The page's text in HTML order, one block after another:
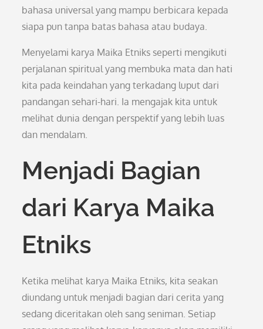
bahasa universal yang mampu berbicara kepada
siapa pun tanpa batas bahasa atau budaya.
Menyelami karya Maika Etniks seperti mengikuti
perjalanan spiritual yang membuka mata dan hati
kita pada keindahan yang terkadang luput dari
pandangan sehari-hari. Ia mengajak kita untuk
melihat dunia dengan perspektif yang lebih luas
dan mendalam.
Menjadi Bagian
dari Karya Maika
Etniks
Ketika melihat karya Maika Etniks, kita seakan
diundang untuk menjadi bagian dari cerita yang
sedang diceritakan oleh sang seniman. Setiap